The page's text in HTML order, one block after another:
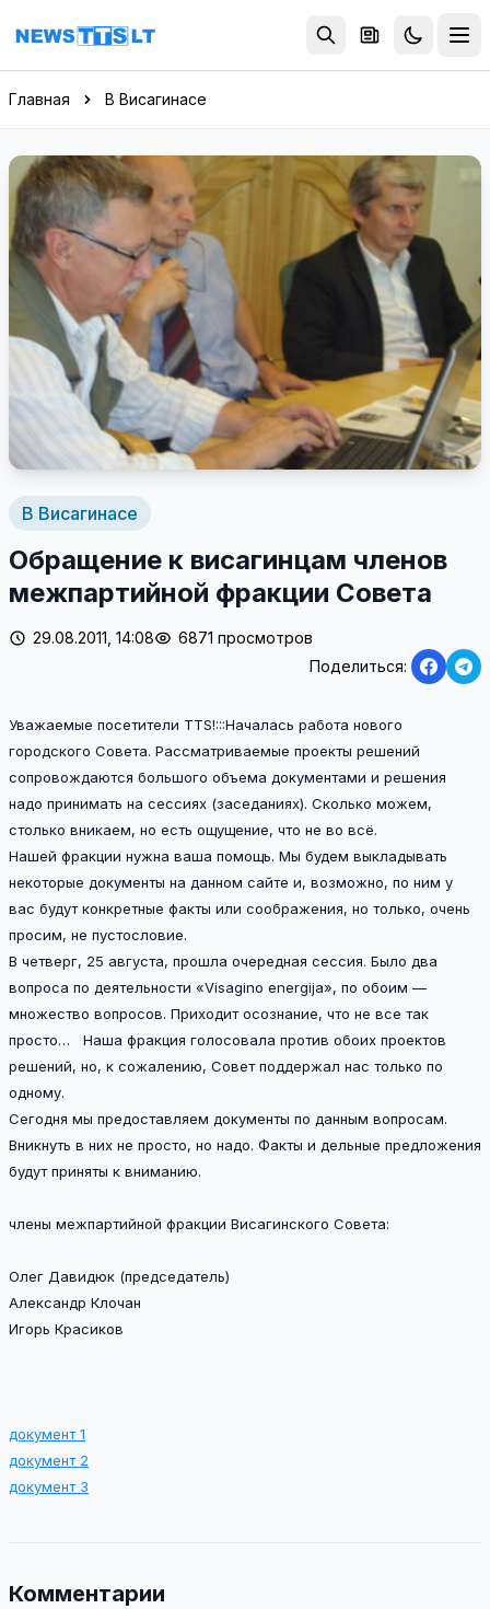
Перейти к содержимому
Главная В Висагинасе
В Висагинасе
Обращение к висагинцам членов
межпартийной фракции Совета
29.08.2011, 14:08
6871 просмотров
Поделиться:
Уважаемые посетители ТТS!:::Началась работа нового
городского Совета. Рассматриваемые проекты решений
сопровождаются большого объема документами и решения
надо принимать на сессиях (заседаниях). Сколько можем,
столько вникаем, но есть ощущение, что не во всё.
Нашей фракции нужна ваша помощь. Мы будем выкладывать
некоторые документы на данном сайте и, возможно, по ним у
вас будут конкретные факты или соображения, но только, очень
просим, не пустословие.
В четверг, 25 августа, прошла очередная сессия. Было два
вопроса по деятельности «Visagino energija», по обоим —
множество вопросов. Приходит осознание, что не все так
просто… Наша фракция голосовала против обоих проектов
решений, но, к сожалению, Совет поддержал нас только по
одному.
Сегодня мы предоставляем документы по данным вопросам.
Вникнуть в них не просто, но надо. Факты и дельные предложения
будут приняты к вниманию.
члены межпартийной фракции Висагинского Совета:
Олег Давидюк (председатель)
Александр Клочан
Игорь Красиков
документ 1
документ 2
документ 3
Комментарии